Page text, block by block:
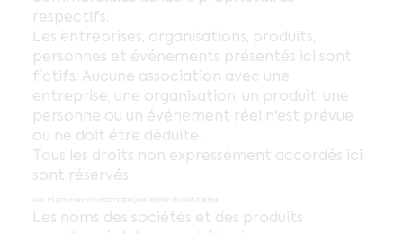
respectifs.
Les entreprises, organisations, produits,
personnes et événements présentés ici sont
fictifs. Aucune association avec une
entreprise, une organisation, un produit, une
personne ou un événement réel n'est prévue
ou ne doit être déduite.
Tous les droits non expressément accordés ici
sont réservés.
Avis et procédure de réclamation pour violation du droit d'auteur
Les noms des sociétés et des produits